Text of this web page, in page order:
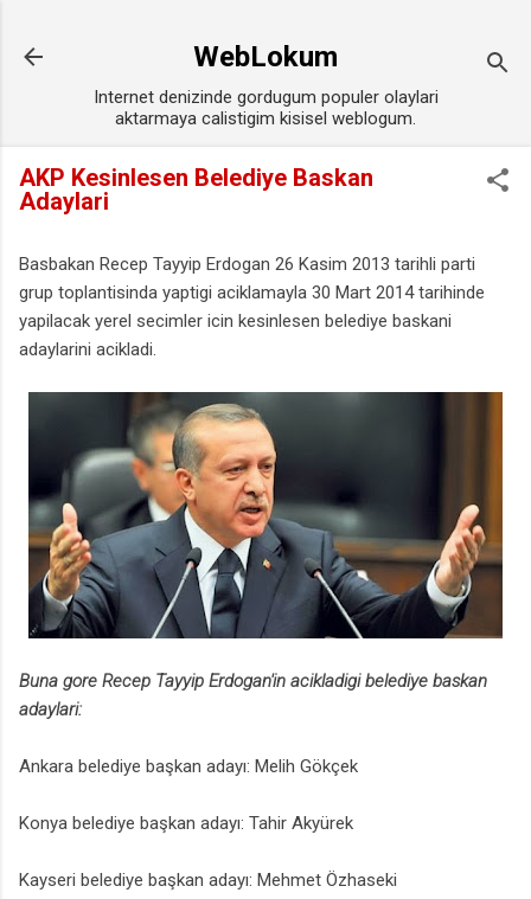
WebLokum
Internet denizinde gordugum populer olaylari
aktarmaya calistigim kisisel weblogum.
AKP Kesinlesen Belediye Baskan
Adaylari
Basbakan Recep Tayyip Erdogan 26 Kasim 2013 tarihli parti
grup toplantisinda yaptigi aciklamayla 30 Mart 2014 tarihinde
yapilacak yerel secimler icin kesinlesen belediye baskani
adaylarini acikladi.
Buna gore Recep Tayyip Erdogan'in acikladigi belediye baskan
adaylari:
Ankara belediye başkan adayı: Melih Gökçek
Konya belediye başkan adayı: Tahir Akyürek
Kayseri belediye başkan adayı: Mehmet Özhaseki